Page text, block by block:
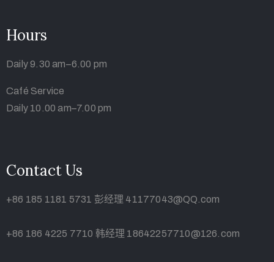
Hours
Daily 9.30 am–6.00 pm
Café Service
Daily 10.00 am–7.00 pm
Contact Us
+86 185 1181 5731 彭经理 41177043@QQ.com
+86 186 4225 7710 韩经理 18642257710@126.com